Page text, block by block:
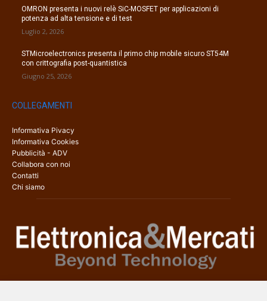
OMRON presenta i nuovi relè SiC-MOSFET per applicazioni di
potenza ad alta tensione e di test
Luglio 2, 2026
STMicroelectronics presenta il primo chip mobile sicuro ST54M
con crittografia post-quantistica
Giugno 25, 2026
COLLEGAMENTI
Informativa Pivacy
Informativa Cookies
Pubblicità - ADV
Collabora con noi
Contatti
Chi siamo